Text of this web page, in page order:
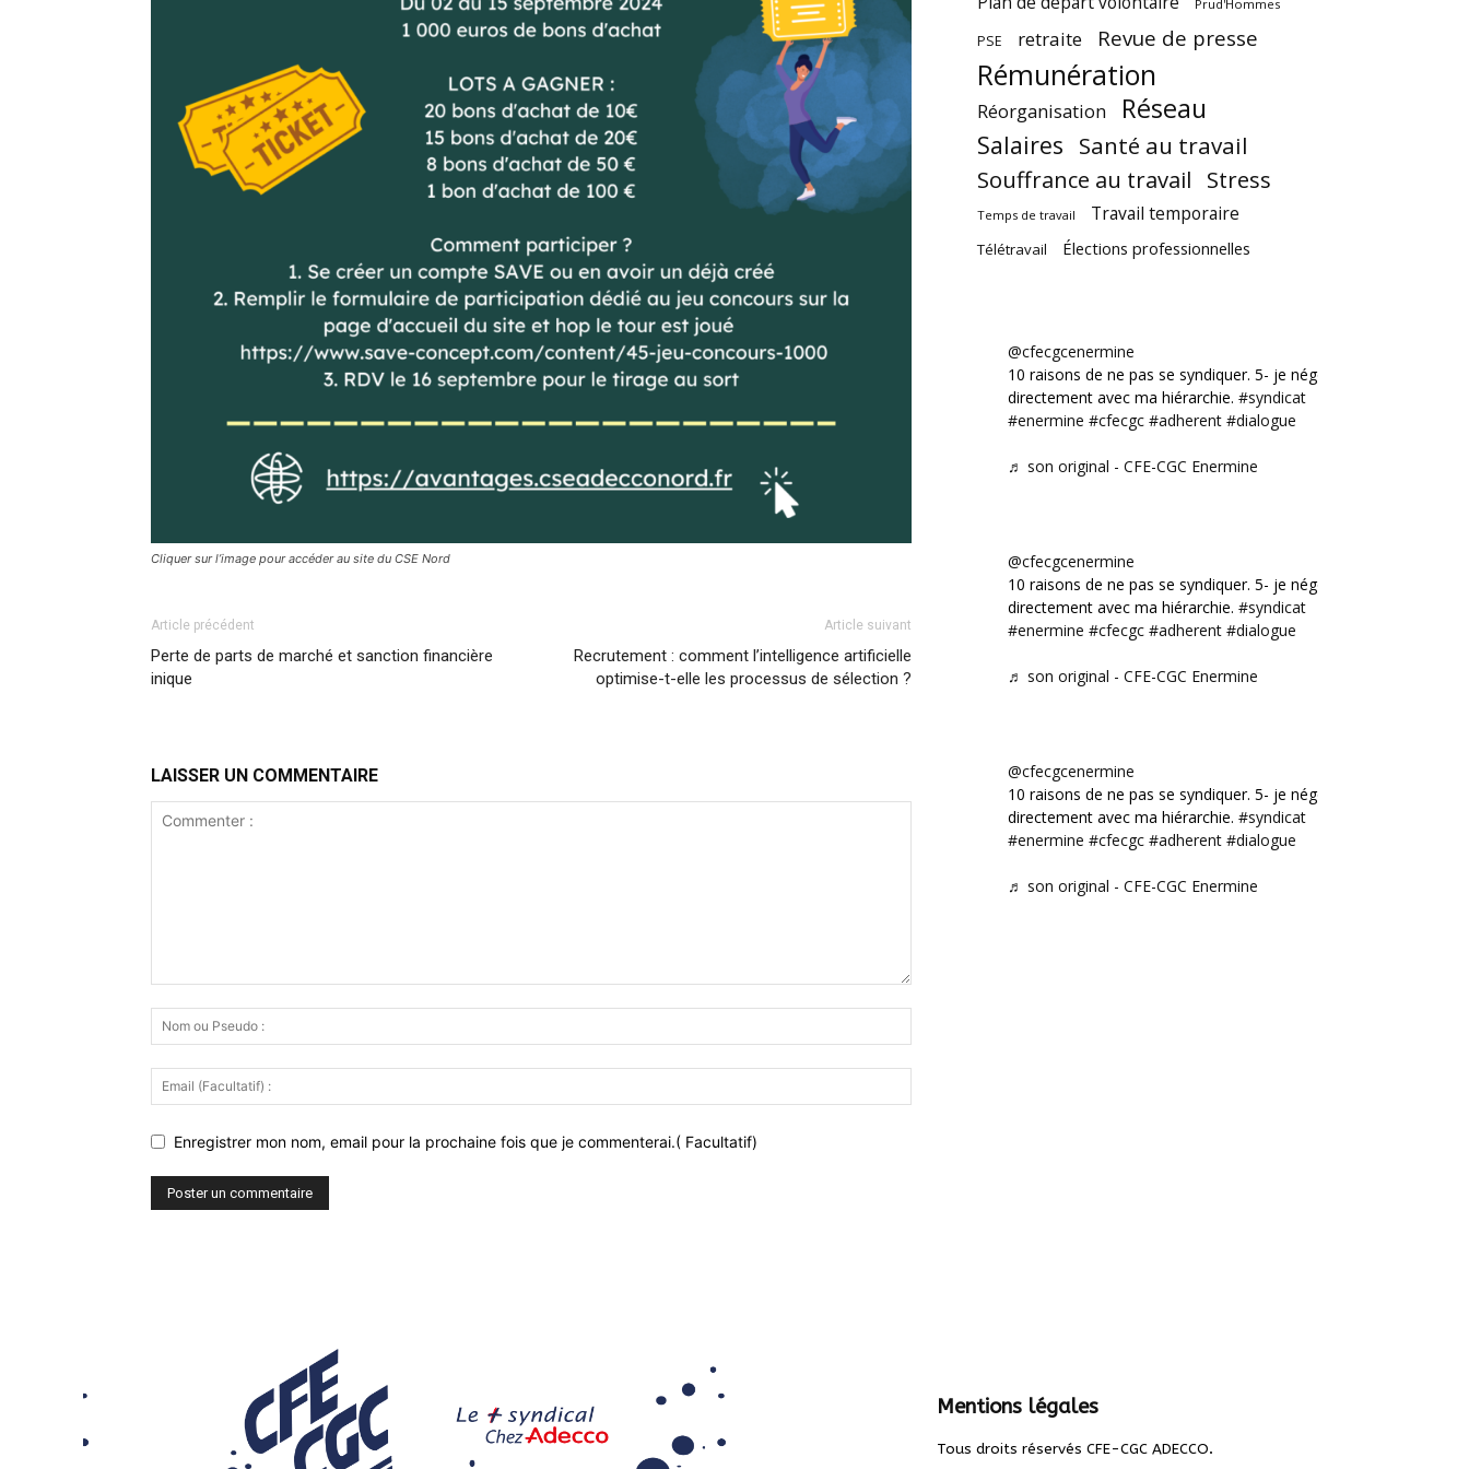
Cliquer sur l’image pour accéder au site du CSE Nord
Article précédent
Perte de parts de marché et sanction financière
inique
Article suivant
Recrutement : comment l’intelligence artificielle
optimise-t-elle les processus de sélection ?
LAISSER UN COMMENTAIRE
Enregistrer mon nom, email pour la prochaine fois que je commenterai.( Facultatif)
Prud'Hommes
PSE retraite Revue de presse
Rémunération
Réorganisation Réseau
Salaires Santé au travail
Souffrance au travail Stress
Temps de travail Travail temporaire
Télétravail Élections professionnelles
@cfecgcenermine
10 raisons de ne pas se syndiquer. 5- je négocie
directement avec ma hiérarchie. #syndicat
#enermine #cfecgc #adherent #dialogue
♬ son original - CFE-CGC Enermine
@cfecgcenermine
10 raisons de ne pas se syndiquer. 5- je négocie
directement avec ma hiérarchie. #syndicat
#enermine #cfecgc #adherent #dialogue
♬ son original - CFE-CGC Enermine
@cfecgcenermine
10 raisons de ne pas se syndiquer. 5- je négocie
directement avec ma hiérarchie. #syndicat
#enermine #cfecgc #adherent #dialogue
♬ son original - CFE-CGC Enermine
Mentions légales
Tous droits réservés CFE-CGC ADECCO.